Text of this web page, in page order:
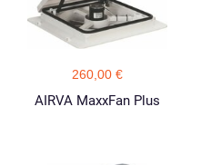
260,00 €
AIRVA MaxxFan Plus